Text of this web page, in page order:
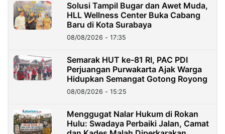
Solusi Tampil Bugar dan Awet Muda,
HLL Wellness Center Buka Cabang
Baru di Kota Surabaya
08/08/2026 - 17:35
Semarak HUT ke-81 RI, PAC PDI
Perjuangan Purwakarta Ajak Warga
Hidupkan Semangat Gotong Royong
08/08/2026 - 15:25
Menggugat Nalar Hukum di Rokan
Hulu: Swadaya Perbaiki Jalan, Camat